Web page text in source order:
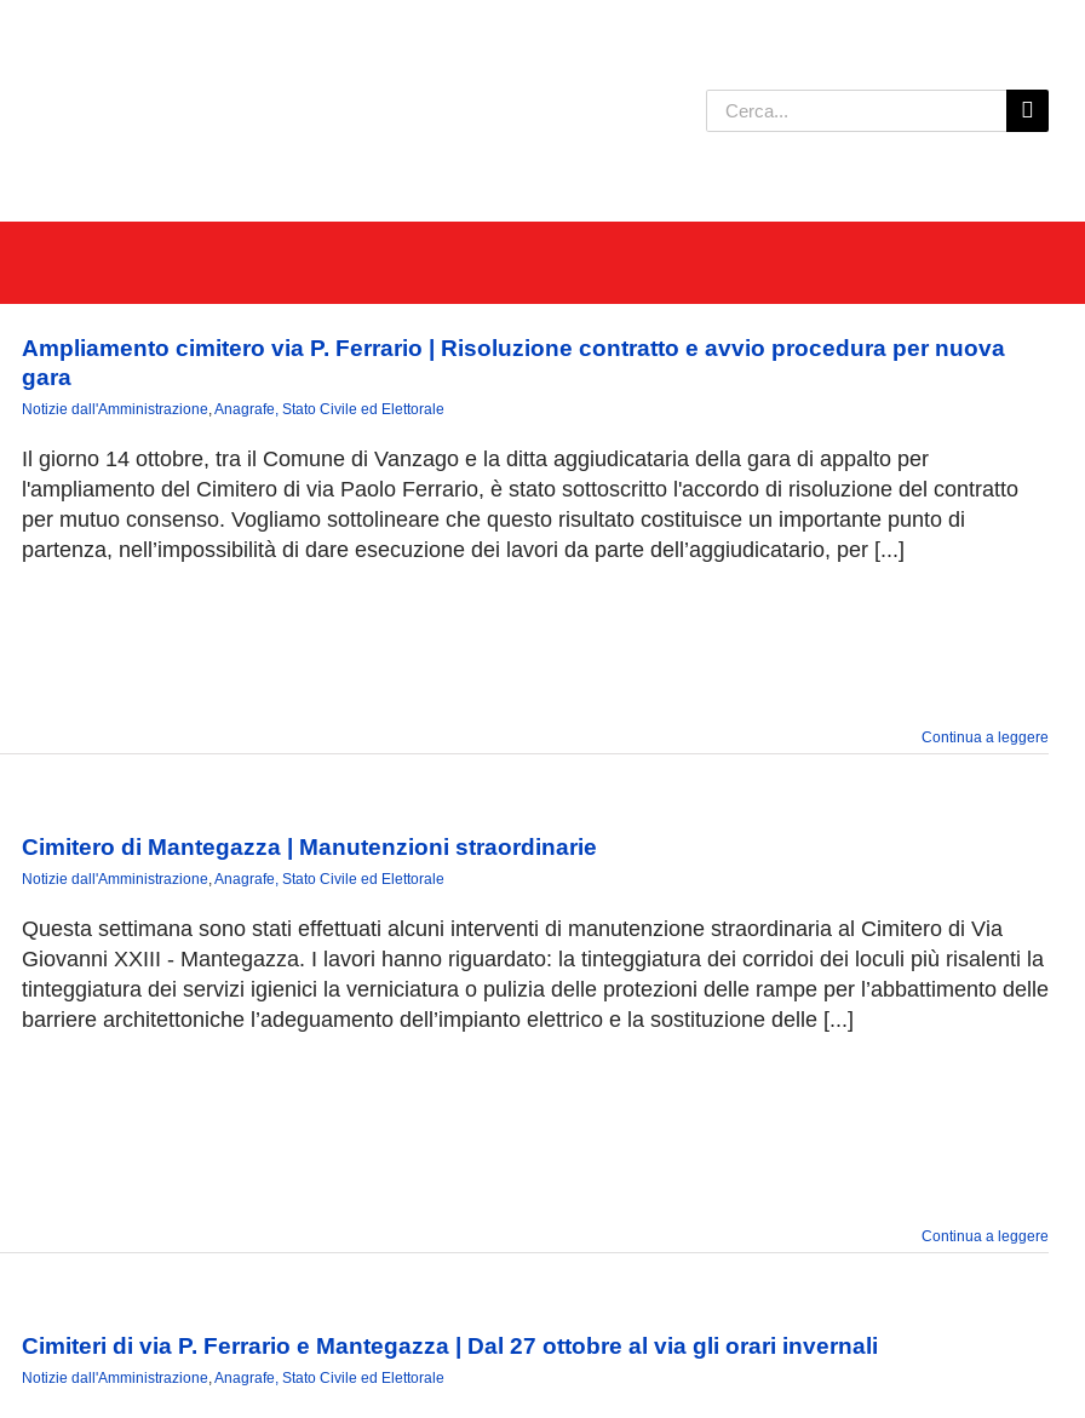
Cerca
per:
Ampliamento cimitero via P. Ferrario | Risoluzione contratto e avvio procedura per nuova
gara
Notizie dall'Amministrazione Anagrafe, Stato Civile ed Elettorale
Il giorno 14 ottobre, tra il Comune di Vanzago e la ditta aggiudicataria della gara di appalto per
l'ampliamento del Cimitero di via Paolo Ferrario, è stato sottoscritto l'accordo di risoluzione del contratto
per mutuo consenso. Vogliamo sottolineare che questo risultato costituisce un importante punto di
partenza, nell’impossibilità di dare esecuzione dei lavori da parte dell’aggiudicatario, per [...]
Continua a leggere
Cimitero di Mantegazza | Manutenzioni straordinarie
Notizie dall'Amministrazione Anagrafe, Stato Civile ed Elettorale
Questa settimana sono stati effettuati alcuni interventi di manutenzione straordinaria al Cimitero di Via
Giovanni XXIII - Mantegazza. I lavori hanno riguardato: la tinteggiatura dei corridoi dei loculi più risalenti la
tinteggiatura dei servizi igienici la verniciatura o pulizia delle protezioni delle rampe per l’abbattimento delle
barriere architettoniche l’adeguamento dell’impianto elettrico e la sostituzione delle [...]
Continua a leggere
Cimiteri di via P. Ferrario e Mantegazza | Dal 27 ottobre al via gli orari invernali
Notizie dall'Amministrazione Anagrafe, Stato Civile ed Elettorale